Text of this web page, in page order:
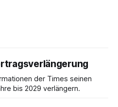
der Times seinen
bis 2029 verlängern.